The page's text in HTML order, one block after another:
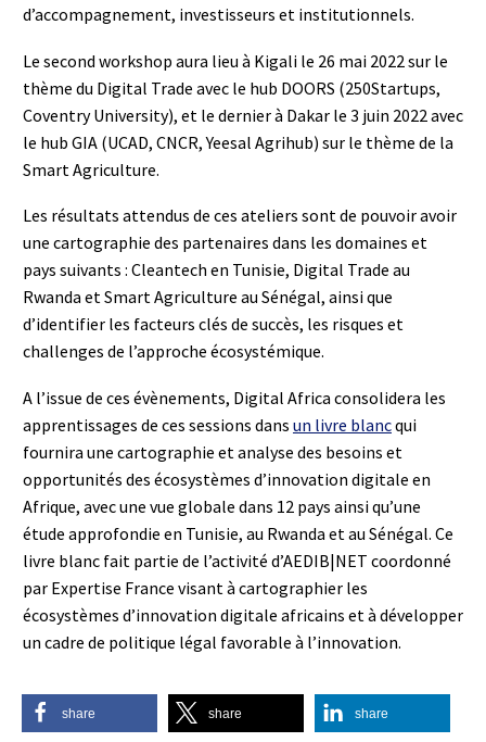
d’accompagnement, investisseurs et institutionnels.
Le second workshop aura lieu à Kigali le 26 mai 2022 sur le
thème du Digital Trade avec le hub DOORS (250Startups,
Coventry University), et le dernier à Dakar le 3 juin 2022 avec
le hub GIA (UCAD, CNCR, Yeesal Agrihub) sur le thème de la
Smart Agriculture.
Les résultats attendus de ces ateliers sont de pouvoir avoir
une cartographie des partenaires dans les domaines et
pays suivants : Cleantech en Tunisie, Digital Trade au
Rwanda et Smart Agriculture au Sénégal, ainsi que
d’identifier les facteurs clés de succès, les risques et
challenges de l’approche écosystémique.
A l’issue de ces évènements, Digital Africa consolidera les
apprentissages de ces sessions dans un livre blancqui
fournira une cartographie et analyse des besoins et
opportunités des écosystèmes d’innovation digitale en
Afrique, avec une vue globale dans 12 pays ainsi qu’une
étude approfondie en Tunisie, au Rwanda et au Sénégal. Ce
livre blanc fait partie de l’activité d’AEDIB|NET coordonné
par Expertise France visant à cartographier les
écosystèmes d’innovation digitale africains et à développer
un cadre de politique légal favorable à l’innovation.
share share share